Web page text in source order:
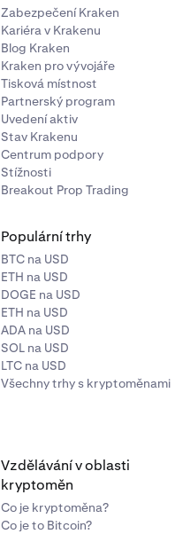
Zabezpečení Kraken
Kariéra v Krakenu
Blog Kraken
Kraken pro vývojáře
Tisková místnost
Partnerský program
Uvedení aktiv
Stav Krakenu
Centrum podpory
Stížnosti
Breakout Prop Trading
Populární trhy
BTC na USD
ETH na USD
DOGE na USD
ETH na USD
ADA na USD
SOL na USD
LTC na USD
Všechny trhy s kryptoměnami
Vzdělávání v oblasti
kryptoměn
Co je kryptoměna?
Co je to Bitcoin?